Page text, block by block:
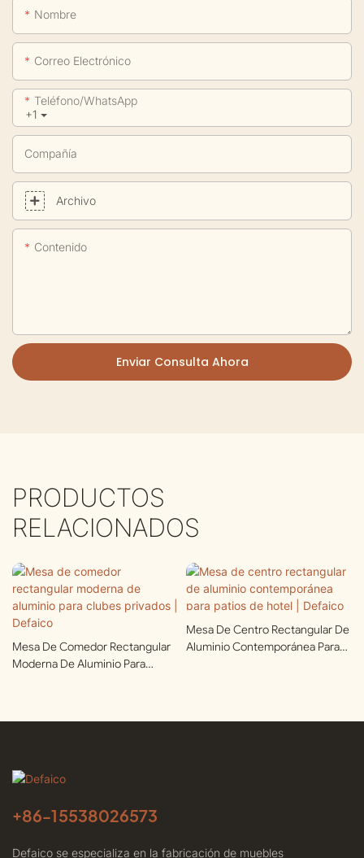
Nombre
Correo Electrónico
+1
Teléfono/WhatsApp
Compañía
Archivo
Contenido
Enviar Consulta Ahora
PRODUCTOS
RELACIONADOS
Mesa De Comedor Rectangular
Moderna De Aluminio Para
Mesa De Centro Rectangular De
Aluminio Contemporánea Para
+86-15538026573
Defaico se especializa en la fabricación de muebles